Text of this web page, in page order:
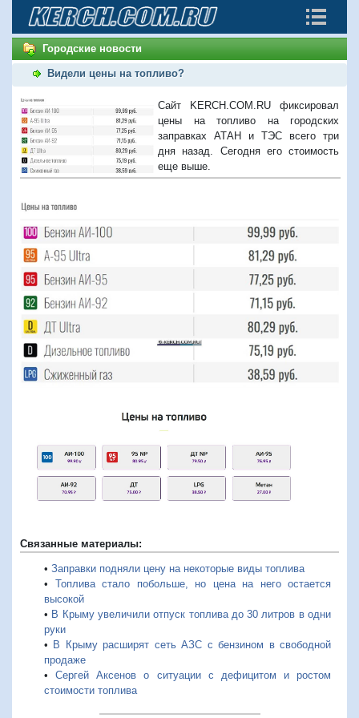
Городские новости
Видели цены на топливо?
Сайт KERCH.COM.RU фиксировал
цены на топливо на городских
заправках АТАН и ТЭС всего три
дня назад. Сегодня его стоимость
еще выше.
Связанные материалы:
• Заправки подняли цену на некоторые виды топлива
• Топлива стало побольше, но цена на него остается
высокой
• В Крыму увеличили отпуск топлива до 30 литров в одни
руки
• В Крыму расширят сеть АЗС с бензином в свободной
продаже
•Сергей Аксенов о ситуации с дефицитом и ростом
стоимости топлива